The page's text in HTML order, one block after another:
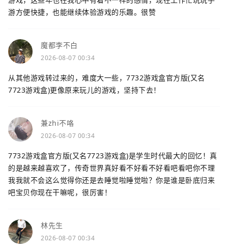
游方便快捷，也能继续体验游戏的乐趣。很赞
魔都李不白
2026-08-07 00:34
从其他游戏转过来的，难度大一些，7732游戏盒官方版(又名
7723游戏盒)更像原来玩儿的游戏，坚持下去！
兼zhi不咯
2026-08-07 00:34
7732游戏盒官方版(又名7723游戏盒)是学生时代最大的回忆！真
的是越来越喜欢了，传奇世界真好看不好看不好看吧看吧你不理
我我就不会这么觉得你还是去睡觉啦睡觉啦？你是谁是卧底归来
吧宝贝你现在干嘛呢，很厉害！
林先生
2026-08-07 00:34